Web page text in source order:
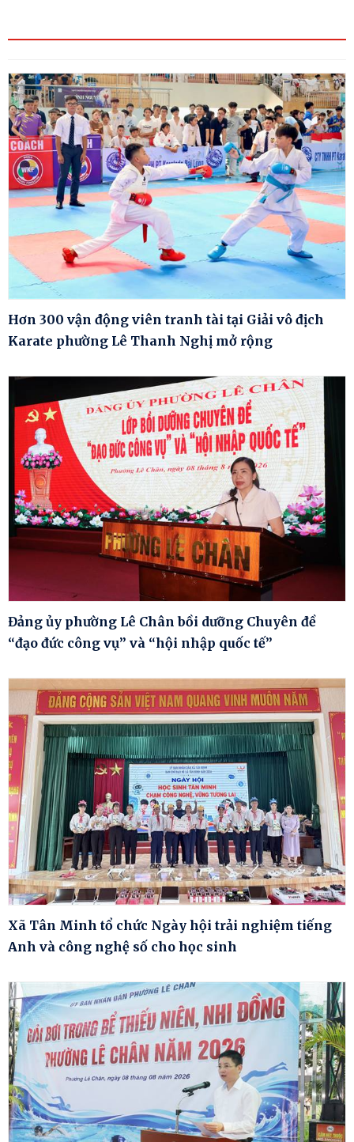
Hơn 300 vận động viên tranh tài tại Giải vô địch
Karate phường Lê Thanh Nghị mở rộng
Đảng ủy phường Lê Chân bồi dưỡng Chuyên đề
“đạo đức công vụ” và “hội nhập quốc tế”
Xã Tân Minh tổ chức Ngày hội trải nghiệm tiếng
Anh và công nghệ số cho học sinh